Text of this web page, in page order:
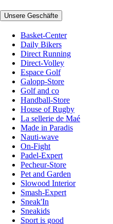
Unsere Geschäfte
Basket-Center
Daily Bikers
Direct Running
Direct-Volley
Espace Golf
Galopp-Store
Golf and co
Handball-Store
House of Rugby
La sellerie de Maé
Made in Paradis
Nauti-wave
On-Fight
Padel-Expert
Pecheur-Store
Pet and Garden
Slowood Interior
Smash-Expert
Sneak'In
Sneakids
Sport is good